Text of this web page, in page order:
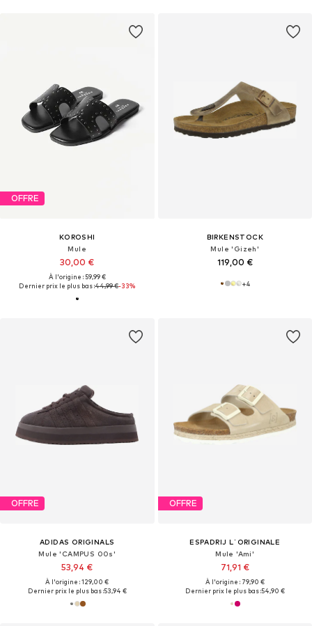
OFFRE
KOROSHI
Mule
30,00 €
À l'origine : 59,99 €
Dernier prix le plus bas :44,99 €-33%
BIRKENSTOCK
Mule 'Gizeh'
119,00 €
+4
OFFRE
ADIDAS ORIGINALS
Mule 'CAMPUS 00s'
53,94 €
À l'origine : 129,00 €
Dernier prix le plus bas :53,94 €
OFFRE
ESPADRIJ L´ORIGINALE
Mule 'Ami'
71,91 €
À l'origine : 79,90 €
Dernier prix le plus bas :54,90 €